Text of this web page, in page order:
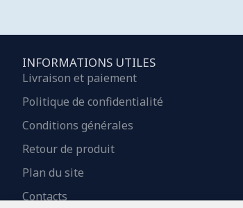
INFORMATIONS UTILES
Livraison et paiement
Politique de confidentialité
Conditions générales
Retour de produit
Plan du site
Contacts